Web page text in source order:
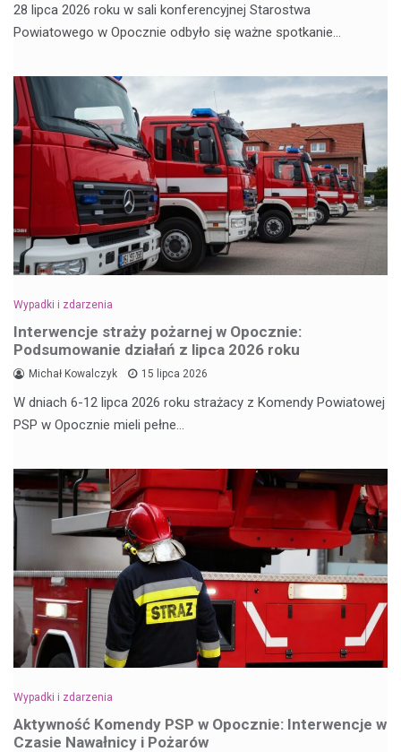
28 lipca 2026 roku w sali konferencyjnej Starostwa
Powiatowego w Opocznie odbyło się ważne spotkanie…
Wypadki i zdarzenia
Interwencje straży pożarnej w Opocznie:
Podsumowanie działań z lipca 2026 roku
Michał Kowalczyk 15 lipca 2026
W dniach 6-12 lipca 2026 roku strażacy z Komendy Powiatowej
PSP w Opocznie mieli pełne…
Wypadki i zdarzenia
Aktywność Komendy PSP w Opocznie: Interwencje w
Czasie Nawałnicy i Pożarów